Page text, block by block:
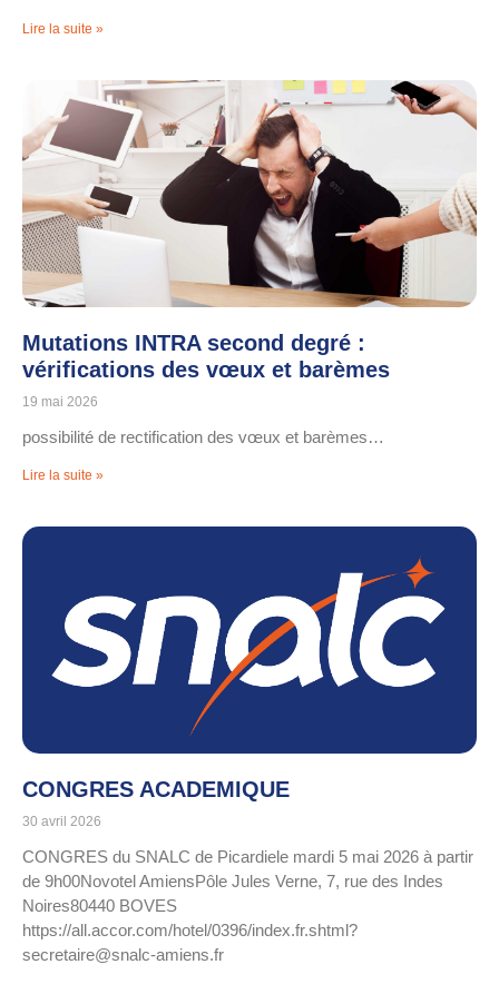
Lire la suite »
Mutations INTRA second degré :
vérifications des vœux et barèmes
19 mai 2026
possibilité de rectification des vœux et barèmes…
Lire la suite »
CONGRES ACADEMIQUE
30 avril 2026
CONGRES du SNALC de Picardiele mardi 5 mai 2026 à partir
de 9h00Novotel AmiensPôle Jules Verne, 7, rue des Indes
Noires80440 BOVES
https://all.accor.com/hotel/0396/index.fr.shtml?
secretaire@snalc-amiens.fr